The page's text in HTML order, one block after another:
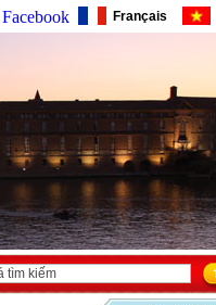
Facebook Français